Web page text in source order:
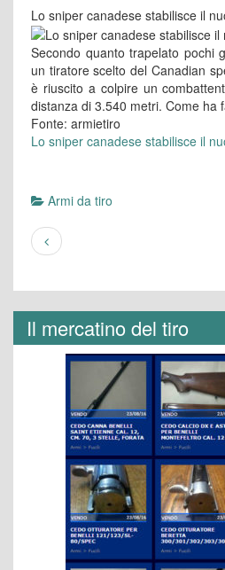
Lo sniper canadese stabilisce il
Secondo quanto trapelato pochi
un tiratore scelto del Canadian
è riuscito a colpire un
distanza di 3.540 metri. Come ha
Fonte: armietiro
Lo sniper canadese stabilisce il
Armi da tiro
Il mercatino del tiro